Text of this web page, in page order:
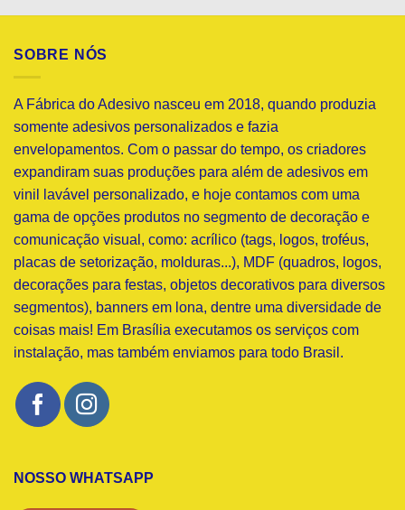
SOBRE NÓS
A Fábrica do Adesivo nasceu em 2018, quando produzia
somente adesivos personalizados e fazia
envelopamentos. Com o passar do tempo, os criadores
expandiram suas produções para além de adesivos em
vinil lavável personalizado, e hoje contamos com uma
gama de opções produtos no segmento de decoração e
comunicação visual, como: acrílico (tags, logos, troféus,
placas de setorização, molduras...), MDF (quadros, logos,
decorações para festas, objetos decorativos para diversos
segmentos), banners em lona, dentre uma diversidade de
coisas mais! Em Brasília executamos os serviços com
instalação, mas também enviamos para todo Brasil.
NOSSO WHATSAPP